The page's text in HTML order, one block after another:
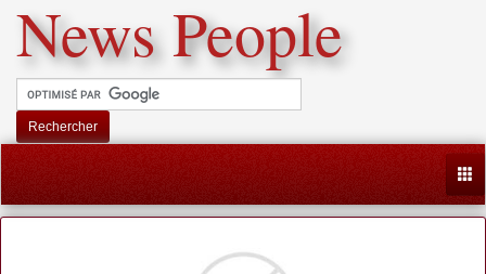
News People
Rechercher